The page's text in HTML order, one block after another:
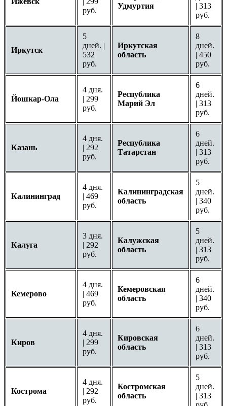
руб.
Удмуртия
| 313
руб.
Иркутск
5
дней. |
532
руб.
Иркутская
область
8
дней.
| 450
руб.
Йошкар-Ола
4 дня.
| 299
руб.
Республика
Марий Эл
6
дней.
| 313
руб.
Казань
4 дня.
| 292
руб.
Республика
Татарстан
6
дней.
| 313
руб.
Калининград
4 дня.
| 469
руб.
Калининградская
область
5
дней.
| 340
руб.
Калуга
3 дня.
| 292
руб.
Калужская
область
5
дней.
| 313
руб.
Кемерово
4 дня.
| 469
руб.
Кемеровская
область
6
дней.
| 340
руб.
Киров
4 дня.
| 299
руб.
Кировская
область
6
дней.
| 313
руб.
Кострома
4 дня.
| 292
руб.
Костромская
область
5
дней.
| 313